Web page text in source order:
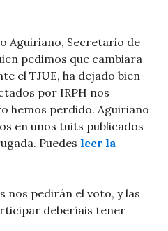
Aguiriano, Secretario de
pedimos que cambiara
el TJUE, ha dejado bien
por IRPH nos
hemos perdido. Aguiriano
en unos tuits publicados
Puedes leer la
nos pedirán el voto, y las
deberíais tener